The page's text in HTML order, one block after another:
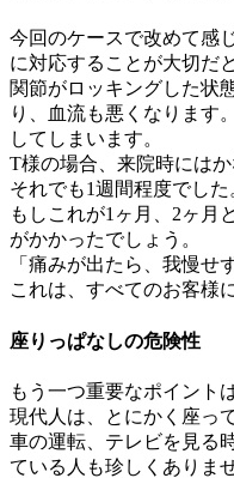
今回のケースで改めて感
に対応することが大切だ
関節がロッキングした状
り、血流も悪くなります
してしまいます。
T様の場合、来院時には
それでも1週間程度でした
もしこれが1ヶ月、2ヶ月
がかかったでしょう。
「痛みが出たら、我慢せ
これは、すべてのお客様
座りっぱなしの危険性
もう一つ重要なポイント
現代人は、とにかく座っ
車の運転、テレビを見る
ている人も珍しくありませ